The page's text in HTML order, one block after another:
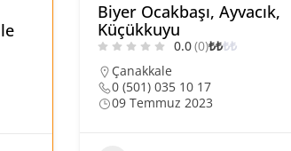
Biyer Ocakbaşı, Ayvacık,
Küçükkuyu
0.0(0)₺₺₺₺
Çanakkale
0 (501) 035 10 17
09 Temmuz 2023